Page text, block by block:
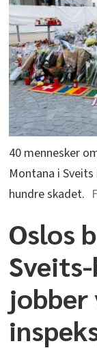
40 mennesker
Montana i
hundre skadet.
Oslos
jobber